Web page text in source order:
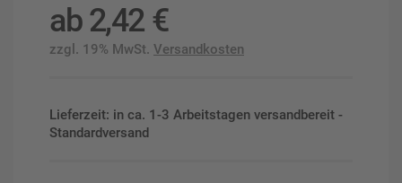
ab2,42 €
zzgl. 19% MwSt. Versandkosten
Lieferzeit: in ca. 1-3 Arbeitstagen versandbereit -
Standardversand